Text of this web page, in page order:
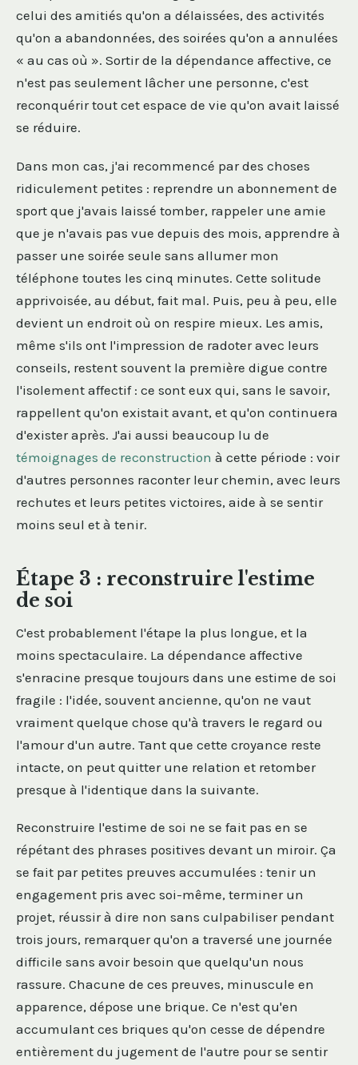
celui des amitiés qu'on a délaissées, des activités
qu'on a abandonnées, des soirées qu'on a annulées
« au cas où ». Sortir de la dépendance affective, ce
n'est pas seulement lâcher une personne, c'est
reconquérir tout cet espace de vie qu'on avait laissé
se réduire.
Dans mon cas, j'ai recommencé par des choses
ridiculement petites : reprendre un abonnement de
sport que j'avais laissé tomber, rappeler une amie
que je n'avais pas vue depuis des mois, apprendre à
passer une soirée seule sans allumer mon
téléphone toutes les cinq minutes. Cette solitude
apprivoisée, au début, fait mal. Puis, peu à peu, elle
devient un endroit où on respire mieux. Les amis,
même s'ils ont l'impression de radoter avec leurs
conseils, restent souvent la première digue contre
l'isolement affectif : ce sont eux qui, sans le savoir,
rappellent qu'on existait avant, et qu'on continuera
d'exister après. J'ai aussi beaucoup lu de
témoignages de reconstruction à cette période : voir
d'autres personnes raconter leur chemin, avec leurs
rechutes et leurs petites victoires, aide à se sentir
moins seul et à tenir.
Étape 3 : reconstruire l'estime
de soi
C'est probablement l'étape la plus longue, et la
moins spectaculaire. La dépendance affective
s'enracine presque toujours dans une estime de soi
fragile : l'idée, souvent ancienne, qu'on ne vaut
vraiment quelque chose qu'à travers le regard ou
l'amour d'un autre. Tant que cette croyance reste
intacte, on peut quitter une relation et retomber
presque à l'identique dans la suivante.
Reconstruire l'estime de soi ne se fait pas en se
répétant des phrases positives devant un miroir. Ça
se fait par petites preuves accumulées : tenir un
engagement pris avec soi-même, terminer un
projet, réussir à dire non sans culpabiliser pendant
trois jours, remarquer qu'on a traversé une journée
difficile sans avoir besoin que quelqu'un nous
rassure. Chacune de ces preuves, minuscule en
apparence, dépose une brique. Ce n'est qu'en
accumulant ces briques qu'on cesse de dépendre
entièrement du jugement de l'autre pour se sentir